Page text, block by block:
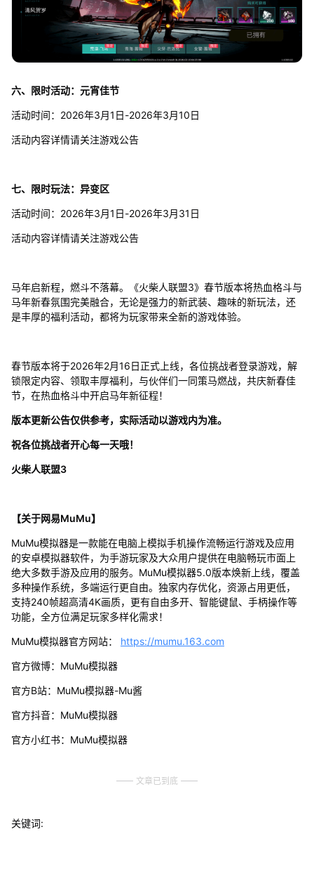
六、限时活动：元宵佳节
活动时间：2026年3月1日-2026年3月10日
活动内容详情请关注游戏公告
七、限时玩法：异变区
活动时间：2026年3月1日-2026年3月31日
活动内容详情请关注游戏公告
马年启新程，燃斗不落幕。《火柴人联盟3》春节版本将热血格斗与
马年新春氛围完美融合，无论是强力的新武装、趣味的新玩法，还
是丰厚的福利活动，都将为玩家带来全新的游戏体验。
春节版本将于2026年2月16日正式上线，各位挑战者登录游戏，解
锁限定内容、领取丰厚福利，与伙伴们一同策马燃战，共庆新春佳
节，在热血格斗中开启马年新征程！
版本更新公告仅供参考，实际活动以游戏内为准。
祝各位挑战者开心每一天哦！
火柴人联盟3
【关于网易MuMu】
MuMu模拟器是一款能在电脑上模拟手机操作流畅运行游戏及应用
的安卓模拟器软件，为手游玩家及大众用户提供在电脑畅玩市面上
绝大多数手游及应用的服务。MuMu模拟器5.0版本焕新上线，覆盖
多种操作系统，多端运行更自由。独家内存优化，资源占用更低，
支持240帧超高清4K画质，更有自由多开、智能键鼠、手柄操作等
功能，全方位满足玩家多样化需求！
MuMu模拟器官方网站： https://mumu.163.com
官方微博：MuMu模拟器
官方B站：MuMu模拟器-Mu酱
官方抖音：MuMu模拟器
官方小红书：MuMu模拟器
文章已到底
关键词: